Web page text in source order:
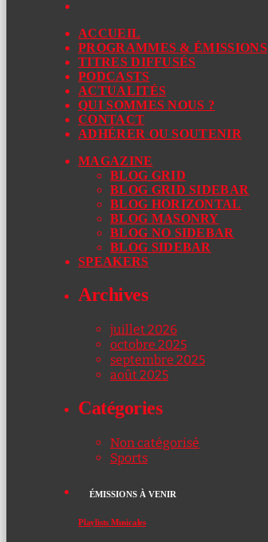
ACCUEIL
PROGRAMMES & ÉMISSIONS
TITRES DIFFUSÉS
PODCASTS
ACTUALITÉS
QUI SOMMES NOUS ?
CONTACT
ADHÉRER OU SOUTENIR
MAGAZINE
BLOG GRID
BLOG GRID SIDEBAR
BLOG HORIZONTAL
BLOG MASONRY
BLOG NO SIDEBAR
BLOG SIDEBAR
SPEAKERS
Archives
juillet 2026
octobre 2025
septembre 2025
août 2025
Catégories
Non catégorisé
Sports
ÉMISSIONS À VENIR
Playlists Musicales